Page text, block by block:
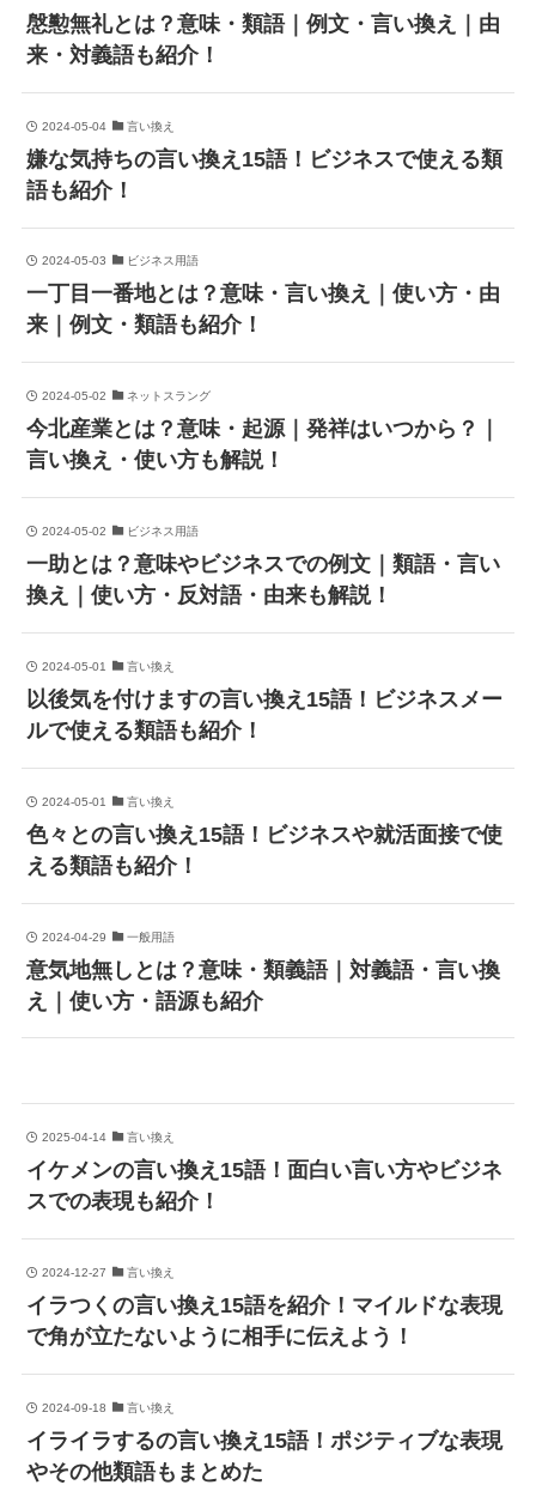
慇懃無礼とは？意味・類語｜例文・言い換え｜由
来・対義語も紹介！
2024-05-04 言い換え
嫌な気持ちの言い換え15語！ビジネスで使える類
語も紹介！
2024-05-03 ビジネス用語
一丁目一番地とは？意味・言い換え｜使い方・由
来｜例文・類語も紹介！
2024-05-02 ネットスラング
今北産業とは？意味・起源｜発祥はいつから？｜
言い換え・使い方も解説！
2024-05-02 ビジネス用語
一助とは？意味やビジネスでの例文｜類語・言い
換え｜使い方・反対語・由来も解説！
2024-05-01 言い換え
以後気を付けますの言い換え15語！ビジネスメー
ルで使える類語も紹介！
2024-05-01 言い換え
色々との言い換え15語！ビジネスや就活面接で使
える類語も紹介！
2024-04-29 一般用語
意気地無しとは？意味・類義語｜対義語・言い換
え｜使い方・語源も紹介
2025-04-14 言い換え
イケメンの言い換え15語！面白い言い方やビジネ
スでの表現も紹介！
2024-12-27 言い換え
イラつくの言い換え15語を紹介！マイルドな表現
で角が立たないように相手に伝えよう！
2024-09-18 言い換え
イライラするの言い換え15語！ポジティブな表現
やその他類語もまとめた